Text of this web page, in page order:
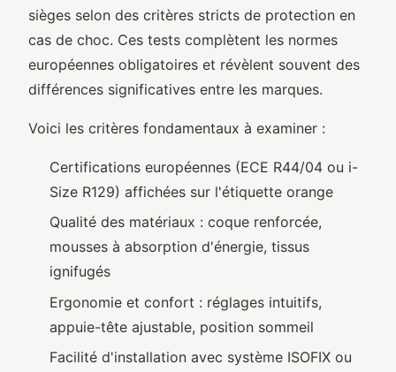
sièges selon des critères stricts de protection en
cas de choc. Ces tests complètent les normes
européennes obligatoires et révèlent souvent des
différences significatives entre les marques.
Voici les critères fondamentaux à examiner :
Certifications européennes (ECE R44/04 ou i-
Size R129) affichées sur l'étiquette orange
Qualité des matériaux : coque renforcée,
mousses à absorption d'énergie, tissus
ignifugés
Ergonomie et confort : réglages intuitifs,
appuie-tête ajustable, position sommeil
Facilité d'installation avec système ISOFIX ou